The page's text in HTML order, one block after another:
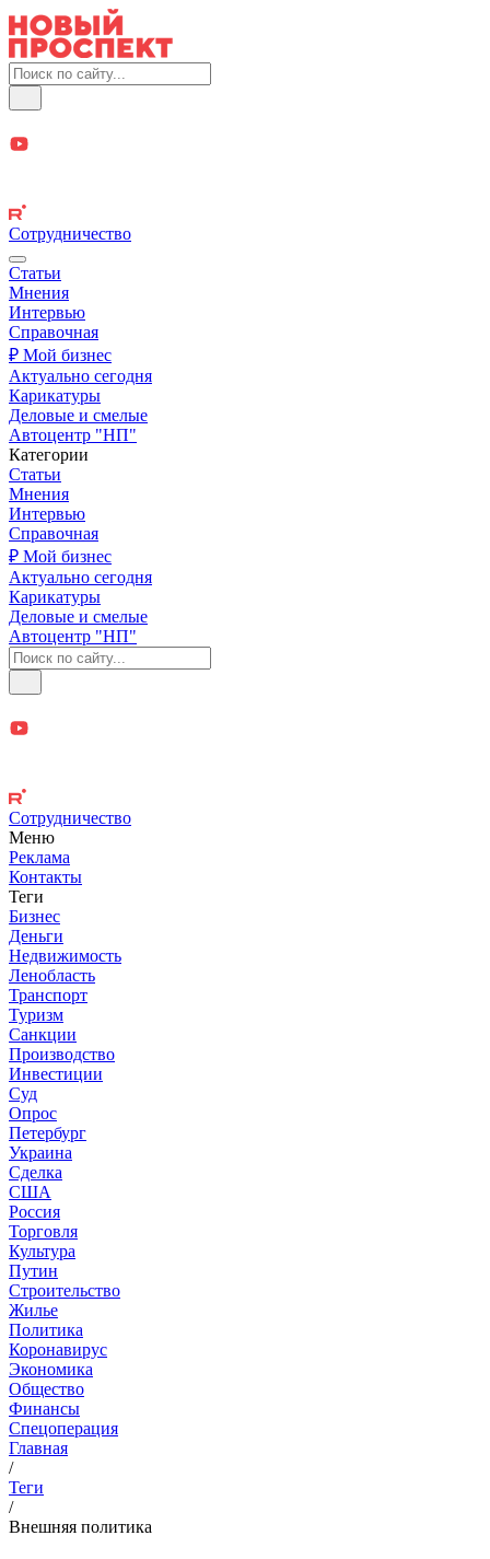
Сотрудничество
Статьи
Мнения
Интервью
Справочная
₽ Мой бизнес
Актуально сегодня
Карикатуры
Деловые и смелые
Автоцентр "НП"
Категории
Статьи
Мнения
Интервью
Справочная
₽ Мой бизнес
Актуально сегодня
Карикатуры
Деловые и смелые
Автоцентр "НП"
Сотрудничество
Меню
Реклама
Контакты
Теги
Бизнес
Деньги
Недвижимость
Ленобласть
Транспорт
Туризм
Санкции
Производство
Инвестиции
Суд
Опрос
Петербург
Украина
Сделка
США
Россия
Торговля
Культура
Путин
Строительство
Жилье
Политика
Коронавирус
Экономика
Общество
Финансы
Спецоперация
Главная
/
Теги
/
Внешняя политика